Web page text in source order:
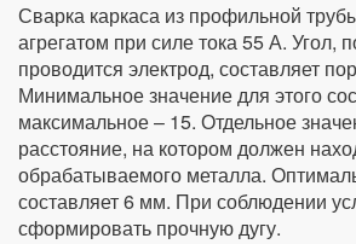
Сварка каркаса из профильной
агрегатом при силе тока 55 А. Угол,
проводится электрод, составляет
Минимальное значение для этого
максимальное – 15. Отдельное
расстояние, на котором должен
обрабатываемого металла.
составляет 6 мм. При соблюдении
сформировать прочную дугу.